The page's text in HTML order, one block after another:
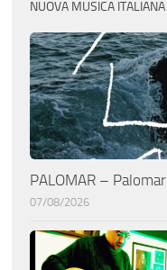
NUOVA MUSICA ITALIANA
PALOMAR – Palomar
07/08/2026